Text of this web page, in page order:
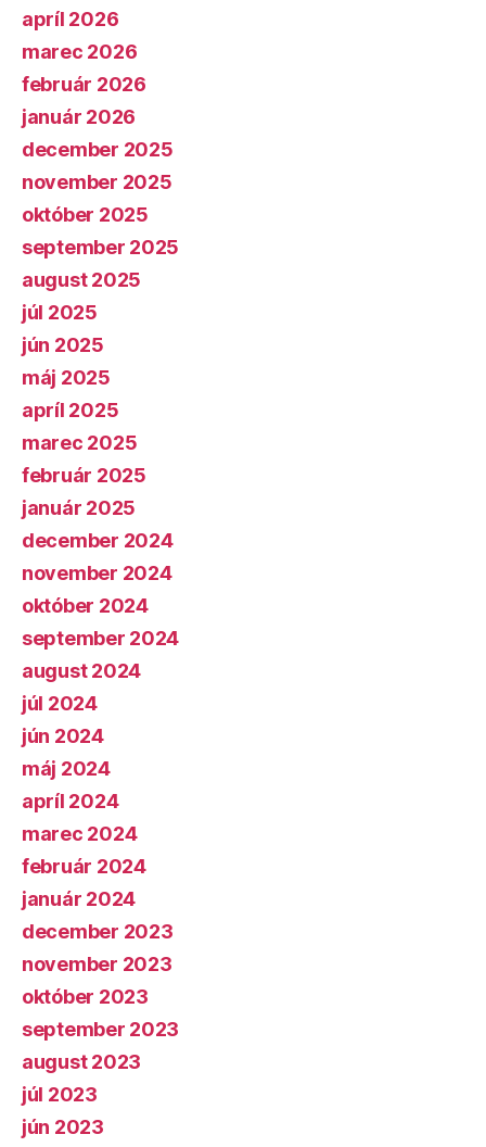
apríl 2026
marec 2026
február 2026
január 2026
december 2025
november 2025
október 2025
september 2025
august 2025
júl 2025
jún 2025
máj 2025
apríl 2025
marec 2025
február 2025
január 2025
december 2024
november 2024
október 2024
september 2024
august 2024
júl 2024
jún 2024
máj 2024
apríl 2024
marec 2024
február 2024
január 2024
december 2023
november 2023
október 2023
september 2023
august 2023
júl 2023
jún 2023